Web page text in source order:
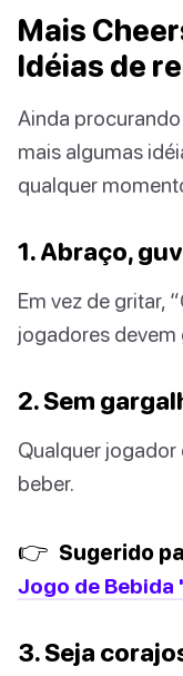
Mais
Idéias de
Ainda
mais algumas
qualquer
1. Abraço,
Em vez de gritar,
jogadores devem
2. Sem
Qualquer jogador
beber.
👉 Sugerido
Jogo de
3. Seja